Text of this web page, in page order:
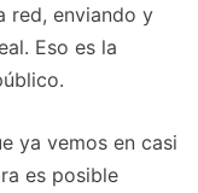
red, enviando y
Eso es la
ya vemos en casi
es posible